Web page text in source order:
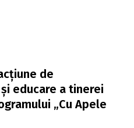
de
educare a tinerei
„Cu Apele